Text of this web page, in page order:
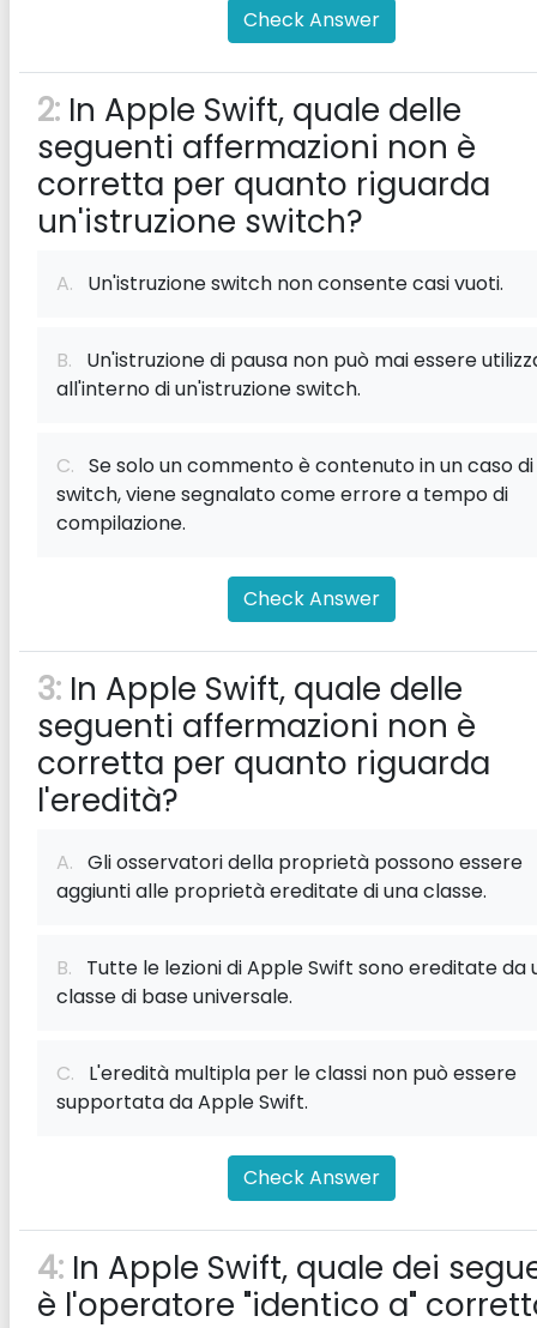
Check Answer
2: In Apple Swift, quale delle
seguenti affermazioni non è
corretta per quanto riguarda
un'istruzione switch?
A. Un'istruzione switch non consente casi vuoti.
B. Un'istruzione di pausa non può mai essere
all'interno di un'istruzione switch.
C. Se solo un commento è contenuto in un caso di
switch, viene segnalato come errore a tempo di
compilazione.
Check Answer
3: In Apple Swift, quale delle
seguenti affermazioni non è
corretta per quanto riguarda
l'eredità?
A. Gli osservatori della proprietà possono essere
aggiunti alle proprietà ereditate di una classe.
B. Tutte le lezioni di Apple Swift sono ereditate da
classe di base universale.
C. L'eredità multipla per le classi non può essere
supportata da Apple Swift.
Check Answer
4: In Apple Swift, quale dei
è l'operatore "identico a"